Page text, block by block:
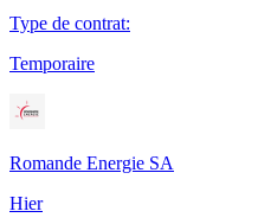
Type de contrat:
Temporaire
Romande Energie SA
Hier